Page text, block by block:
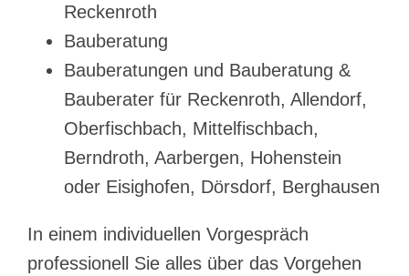
Reckenroth
Bauberatung
Bauberatungen und Bauberatung &
Bauberater für Reckenroth, Allendorf,
Oberfischbach, Mittelfischbach,
Berndroth, Aarbergen, Hohenstein
oder Eisighofen, Dörsdorf, Berghausen
In einem individuellen Vorgespräch
professionell Sie alles über das Vorgehen